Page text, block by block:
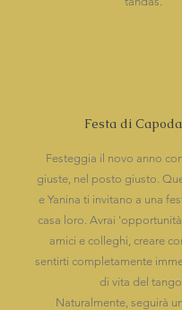
Festa di
Festeggia il novo anno
giuste, nel posto giusto.
e Yanina ti invitano a una
casa loro. Avrai
amici e colleghi, creare
sentirti completamente
di vita del
Naturalmente, seguirà